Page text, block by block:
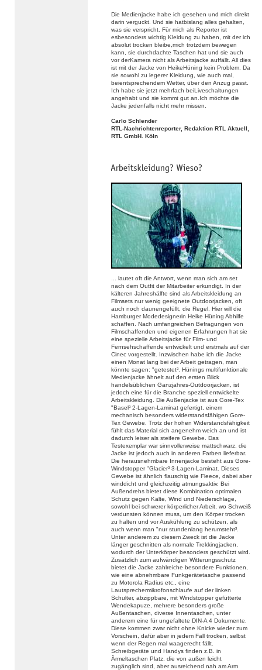
Die Medienjacke habe ich gesehen und mich direkt
darin verguckt. Und sie hatbislang alles gehalten,
was sie verspricht. Für mich als Reporter ist
esbesonders wichtig Kleidung zu haben, mit der ich
absolut trocken bleibe,mich trotzdem bewegen
kann, sie durchdachte Taschen hat und sie auch
vor derKamera nicht als Arbeitsjacke auffällt. All dies
ist mit der Jacke von HeikeHüning kein Problem. Da
sie sowohl zu legerer Kleidung, wie auch mal,
beientsprechendem Wetter, über den Anzug passt.
Ich habe sie jetzt mehrfach beiLiveschaltungen
angehabt und sie kommt gut an.Ich möchte die
Jacke jedenfalls nicht mehr missen.
Carlo Schlender
RTL-Nachrichtenreporter, Redaktion RTL Aktuell,
RTL GmbH. Köln
... lautet oft die Antwort, wenn man sich am set
nach dem Outfit der Mitarbeiter erkundigt. In der
kälteren Jahreshälfte sind als Arbeitskleidung an
Filmsets nur wenig geeignete Outdoorjacken, oft
auch noch daunengefüllt, die Regel. Hier will die
Hamburger Modedesignerin Heike Hüning Abhilfe
schaffen. Nach umfangreichen Befragungen von
Filmschaffenden und eigenen Erfahrungen hat sie
eine spezielle Arbeitsjacke für Film- und
Fernsehschaffende entwickelt und erstmals auf der
Cinec vorgestellt. Inzwischen habe ich die Jacke
einen Monat lang bei der Arbeit getragen, man
könnte sagen: "getestet³. Hünings multifunktionale
Medienjacke ähnelt auf den ersten Blick
handelsüblichen Ganzjahres-Outdoorjacken, ist
jedoch eine für die Branche speziell entwickelte
Arbeitskleidung. Die Außenjacke ist aus Gore-Tex
"Basel³ 2-Lagen-Laminat gefertigt, einem
mechanisch besonders widerstandsfähigen Gore-
Tex Gewebe. Trotz der hohen Widerstandsfähigkeit
fühlt das Material sich angenehm weich an und ist
dadurch leiser als steifere Gewebe. Das
Testexemplar war sinnvollerweise mattschwarz, die
Jacke ist jedoch auch in anderen Farben lieferbar.
Die herausnehmbare Innenjacke besteht aus Gore-
Windstopper "Glacier³ 3-Lagen-Laminat. Dieses
Gewebe ist ähnlich flauschig wie Fleece, dabei aber
winddicht und gleichzeitig atmungsaktiv. Bei
Außendrehs bietet diese Kombination optimalen
Schutz gegen Kälte, Wind und Niederschläge,
sowohl bei schwerer körperlicher Arbeit, wo Schweiß
verdunsten können muss, um den Körper trocken
zu halten und vor Auskühlung zu schützen, als
auch wenn man "nur stundenlang herumsteht³.
Unter anderem zu diesem Zweck ist die Jacke
länger geschnitten als normale Trekkingjacken,
wodurch der Unterkörper besonders geschützt wird.
Zusätzlich zum aufwändigen Witterungsschutz
bietet die Jacke zahlreiche besondere Funktionen,
wie eine abnehmbare Funkgerätetasche passend
zu Motorola Radius etc., eine
Lautsprechermikrofonschlaufe auf der linken
Schulter, abzippbare, mit Windstopper gefütterte
Wendekapuze, mehrere besonders große
Außentaschen, diverse Innentaschen, unter
anderem eine für ungefaltete DIN-A 4 Dokumente.
Diese kommen zwar nicht ohne Knicke wieder zum
Vorschein, dafür aber in jedem Fall trocken, selbst
wenn der Regen mal waagerecht fällt.
Schreibgeräte und Handys finden z.B. in
Ärmeltaschen Platz, die von außen leicht
zugänglich sind, aber ausreichend nah am Arm